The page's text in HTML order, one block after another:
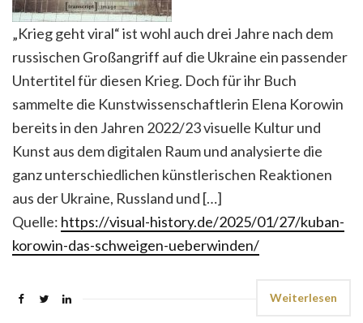
„Krieg geht viral“ ist wohl auch drei Jahre nach dem
russischen Großangriff auf die Ukraine ein passender
Untertitel für diesen Krieg. Doch für ihr Buch
sammelte die Kunstwissenschaftlerin Elena Korowin
bereits in den Jahren 2022/23 visuelle Kultur und
Kunst aus dem digitalen Raum und analysierte die
ganz unterschiedlichen künstlerischen Reaktionen
aus der Ukraine, Russland und […]
Quelle: https://visual-history.de/2025/01/27/kuban-
korowin-das-schweigen-ueberwinden/
Weiterlesen